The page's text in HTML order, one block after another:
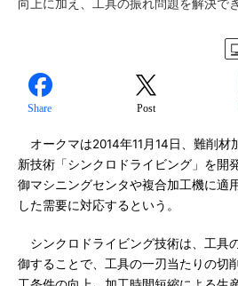
向上に加え、工具の振れ問題を解決でき
Share Post
オークマは2014年11月14日、難削材
新技術「シンクロドライビング」を開
御マシニングセンタや複合加工機に適
した需要に対応するという。
シンクロドライビング技術は、工具
御することで、工具の一刃当たりの切